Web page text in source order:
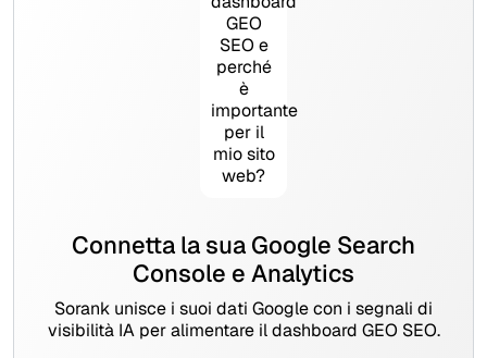
Connetta la sua Google Search
Console e Analytics
Sorank unisce i suoi dati Google con i segnali di
visibilità IA per alimentare il dashboard GEO SEO.